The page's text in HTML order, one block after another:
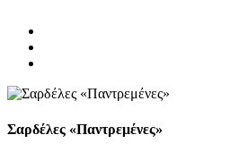
Σαρδέλες «Παντρεμένες»